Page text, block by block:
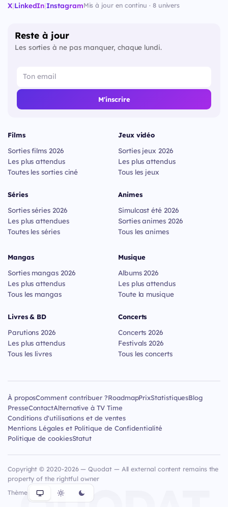
X|LinkedIn|InstagramMis à jour en continu · 8 univers
Reste à jour
Les sorties à ne pas manquer, chaque lundi.
M'inscrire
Films
Sorties films 2026
Les plus attendus
Toutes les sorties ciné
Séries
Sorties séries 2026
Les plus attendues
Toutes les séries
Jeux vidéo
Sorties jeux 2026
Les plus attendus
Tous les jeux
Animes
Simulcast été 2026
Sorties animes 2026
Tous les animes
Mangas
Sorties mangas 2026
Les plus attendus
Tous les mangas
Livres & BD
Parutions 2026
Les plus attendus
Tous les livres
Musique
Albums 2026
Les plus attendus
Toute la musique
Concerts
Concerts 2026
Festivals 2026
Tous les concerts
À proposComment contribuer ?RoadmapPrixStatistiquesBlog
PresseContactAlternative à TV Time
Conditions d'utilisations et de ventes
Mentions Légales et Politique de Confidentialité
Politique de cookiesStatut
Copyright © 2020-2026 — Quodat — All external content remains the
property of the rightful owner
Thème